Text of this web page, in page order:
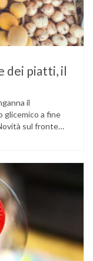
dei piatti, il
il
glicemico a fine
sul fronte
che gli zuccheri …